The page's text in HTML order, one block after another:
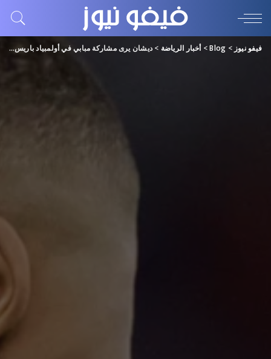
فيفو نيوز >
Blog
>أخبار الرياضة >ديشان يرى مشاركة مبابي في أولمبياد باريس “صعبة جداً”